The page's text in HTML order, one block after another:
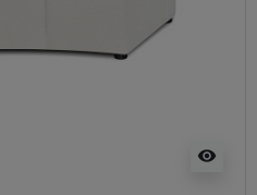
visibility